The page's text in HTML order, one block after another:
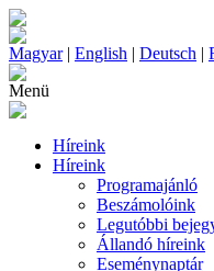
Magyar| English | Deutsch |
Menü
Híreink
Híreink
Programajánló
Beszámolóink
Legutóbbi
Állandó híreink
Eseménynaptár